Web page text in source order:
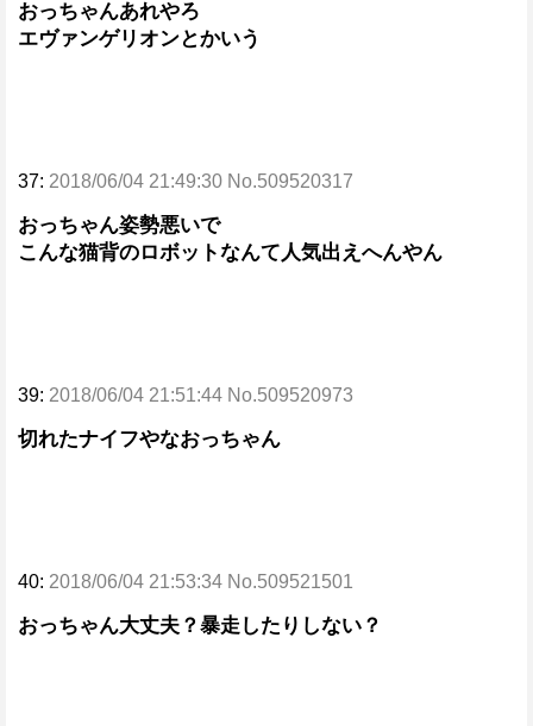
おっちゃんあれやろ
エヴァンゲリオンとかいう
37: 2018/06/04 21:49:30 No.509520317
おっちゃん姿勢悪いで
こんな猫背のロボットなんて人気出えへんやん
39: 2018/06/04 21:51:44 No.509520973
切れたナイフやなおっちゃん
40: 2018/06/04 21:53:34 No.509521501
おっちゃん大丈夫？暴走したりしない？